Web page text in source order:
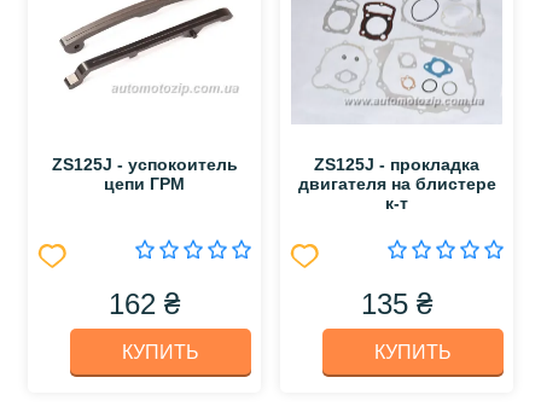
ZS125J - успокоитель
цепи ГРМ
162 ₴
КУПИТЬ
ZS125J - прокладка
двигателя на блистере
к-т
135 ₴
КУПИТЬ